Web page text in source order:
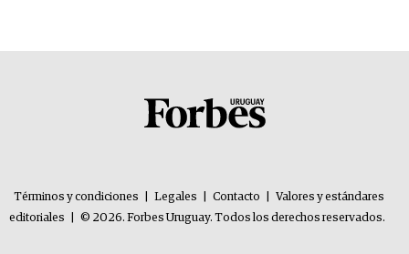
Términos y condiciones Legales Contacto
Valores y estándares
editoriales
© 2026. Forbes Uruguay. Todos los derechos reservados.